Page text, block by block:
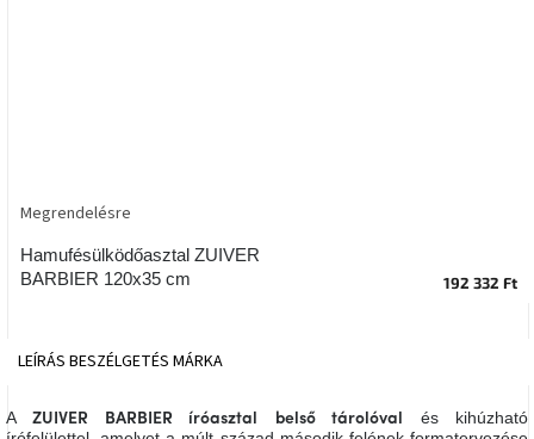
Belső
tavaszi
színekben
asztalon
A
Hamufésülködőasztal ZUIVER
BARBIER 120x35 cm
Megrendelésre
192 332 Ft
LEÍRÁS BESZÉLGETÉS MÁRKA
AZUIVER BARBIER íróasztal belső tárolóval
és kihúzható